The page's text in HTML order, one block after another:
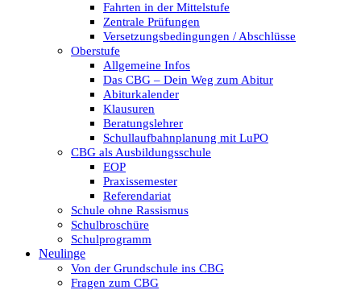
Fahrten in der Mittelstufe
Zentrale Prüfungen
Versetzungsbedingungen / Abschlüsse
Oberstufe
Allgemeine Infos
Das CBG – Dein Weg zum Abitur
Abiturkalender
Klausuren
Beratungslehrer
Schullaufbahnplanung mit LuPO
CBG als Ausbildungsschule
EOP
Praxissemester
Referendariat
Schule ohne Rassismus
Schulbroschüre
Schulprogramm
Neulinge
Von der Grundschule ins CBG
Fragen zum CBG